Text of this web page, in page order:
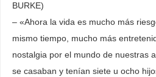
BURKE)
– «Ahora la vida es mucho más
mismo tiempo, mucho más
nostalgia por el mundo de nuestras
se casaban y tenían siete u ocho